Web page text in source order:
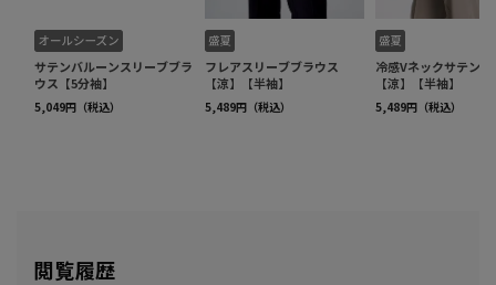
閲覧履歴